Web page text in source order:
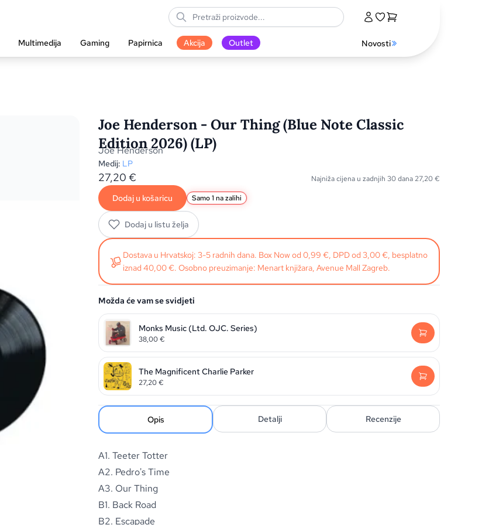
Multimedija Gaming Papirnica Akcija Outlet Novosti
Joe Henderson - Our Thing (Blue Note Classic
Edition 2026) (LP)
Joe Henderson
Medij: LP
27,20 € Najniža cijena u zadnjih 30 dana 27,20€
Dodaj u košaricu Samo 1 na zalihi
Dodaj u listu želja
Dostava u Hrvatskoj: 3-5 radnih dana. Box Now od 0,99 €, DPD od 3,00 €, besplatno
iznad 40,00 €. Osobno preuzimanje: Menart knjižara, Avenue Mall Zagreb.
Možda će vam se svidjeti
Monks Music (Ltd. OJC. Series)
38,00€
The Magnificent Charlie Parker
27,20€
Opis Detalji Recenzije
A1. Teeter Totter
A2. Pedro's Time
A3. Our Thing
B1. Back Road
B2. Escapade